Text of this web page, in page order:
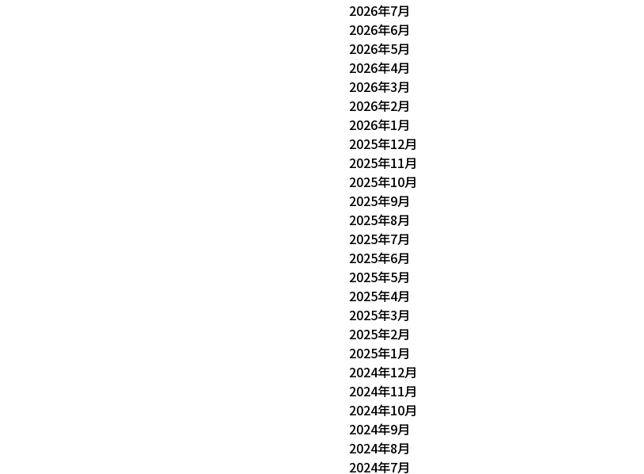
2026年7月
2026年6月
2026年5月
2026年4月
2026年3月
2026年2月
2026年1月
2025年12月
2025年11月
2025年10月
2025年9月
2025年8月
2025年7月
2025年6月
2025年5月
2025年4月
2025年3月
2025年2月
2025年1月
2024年12月
2024年11月
2024年10月
2024年9月
2024年8月
2024年7月